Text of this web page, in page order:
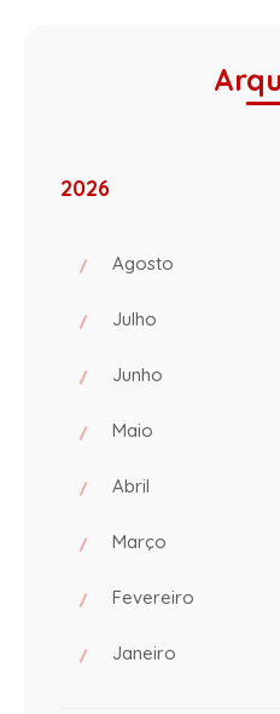
2026
Agosto
Julho
Junho
Maio
Abril
Março
Fevereiro
Janeiro